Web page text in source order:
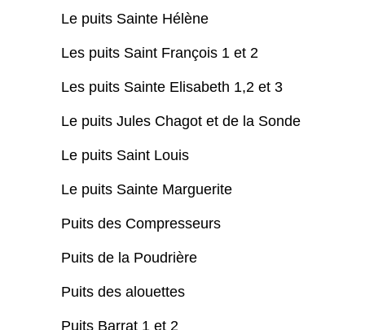
Le puits Sainte Hélène
Les puits Saint François 1 et 2
Les puits Sainte Elisabeth 1,2 et 3
Le puits Jules Chagot et de la Sonde
Le puits Saint Louis
Le puits Sainte Marguerite
Puits des Compresseurs
Puits de la Poudrière
Puits des alouettes
Puits Barrat 1 et 2